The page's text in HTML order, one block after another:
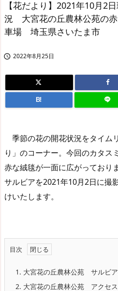
【花だより】2021年10月2
況 大宮花の丘農林公苑の
車場 埼玉県さいたま市
 2022年8月25日
B!
季節の花の開花状況をタイム
り」のコーナー。今回のカタス
赤な絨毯が一面に広がっており
サルビアを2021年10月2日に撮
けいたします。
目次
1. 大宮花の丘農林公苑 サルビ
2. 大宮花の丘農林公苑 アクセ